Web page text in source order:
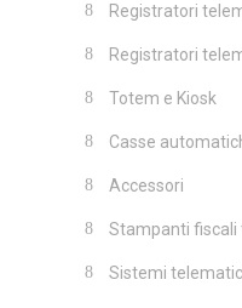
Registratori
Registratori
Totem e Kiosk
Casse
Accessori
Stampanti fiscali
Sistemi